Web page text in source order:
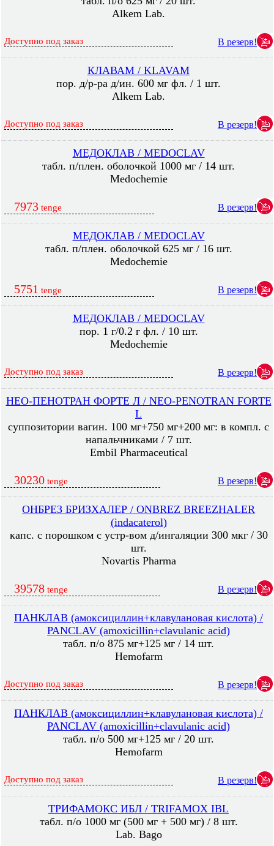
Alkem Lab.
Доступно под заказ В резерв!
КЛАВАМ / KLAVAM
пор. д/р-ра д/ин. 600 мг фл. / 1 шт.
Alkem Lab.
Доступно под заказ В резерв!
МЕДОКЛАВ / MEDOCLAV
табл. п/плен. оболочкой 1000 мг / 14 шт.
Medochemie
7973 tenge В резерв!
МЕДОКЛАВ / MEDOCLAV
табл. п/плен. оболочкой 625 мг / 16 шт.
Medochemie
5751 tenge В резерв!
МЕДОКЛАВ / MEDOCLAV
пор. 1 г/0.2 г фл. / 10 шт.
Medochemie
Доступно под заказ В резерв!
НЕО-ПЕНОТРАН ФОРТЕ Л / NEO-PENOTRAN FORTE
L
суппозитории вагин. 100 мг+750 мг+200 мг: в компл. с
напальчниками / 7 шт.
Embil Pharmaceutical
30230 tenge В резерв!
ОНБРЕЗ БРИЗХАЛЕР / ONBREZ BREEZHALER
(indacaterol)
капс. с порошком с устр-вом д/ингаляции 300 мкг / 30
шт.
Novartis Pharma
39578 tenge В резерв!
ПАНКЛАВ (амоксициллин+клавулановая кислота) /
PANCLAV (amoxicillin+clavulanic acid)
табл. п/о 875 мг+125 мг / 14 шт.
Hemofarm
Доступно под заказ В резерв!
ПАНКЛАВ (амоксициллин+клавулановая кислота) /
PANCLAV (amoxicillin+clavulanic acid)
табл. п/о 500 мг+125 мг / 20 шт.
Hemofarm
Доступно под заказ В резерв!
ТРИФАМОКС ИБЛ / TRIFAMOX IBL
табл. п/о 1000 мг (500 мг + 500 мг) / 8 шт.
Lab. Bago